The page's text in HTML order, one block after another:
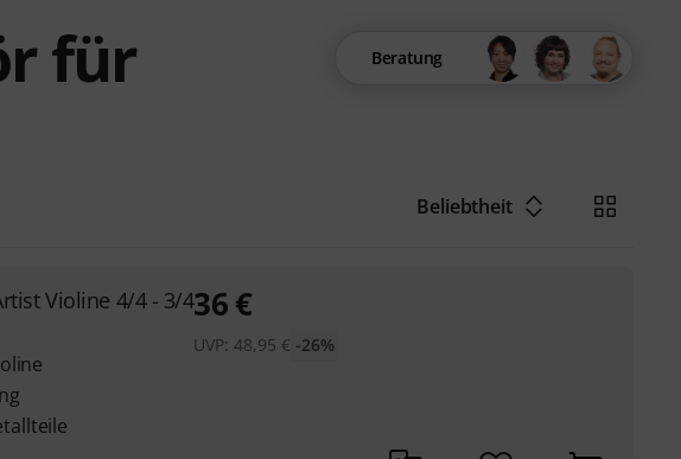
für
Beratung
Beliebtheit
Violine 4/4 - 3/436€
UVP:48,95 € -26%